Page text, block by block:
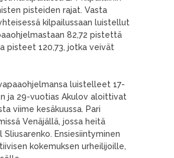
pisteiden rajat. Vasta
kilpailussaan luistellut
82,72 pistettä
pisteet 120,73, jotka veivät
luistelleet 17-
ja 29-vuotias Akulov aloittivat
viime kesäkuussa. Pari
Venäjällä, jossa heitä
Ensiesiintyminen
kokemuksen urheilijoille,